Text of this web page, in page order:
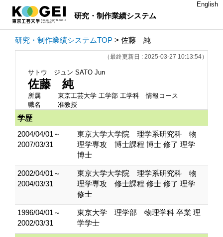
研究・制作業績システム
English
研究・制作業績システムTOP > 佐藤 純
（最終更新日 : 2025-03-27 10:13:54）
サトウ ジュン SATO Jun
佐藤 純
所属
東京工芸大学 工学部 工学科 情報コース
職名
准教授
学歴
2004/04/01～
2007/03/31
東京大学大学院 理学系研究科 物
理学専攻 博士課程 博士 修了 理学
博士
2002/04/01～
2004/03/31
東京大学大学院 理学系研究科 物
理学専攻 修士課程 修士 修了 理学
修士
1996/04/01～
2002/03/31
東京大学 理学部 物理学科 卒業 理
学学士